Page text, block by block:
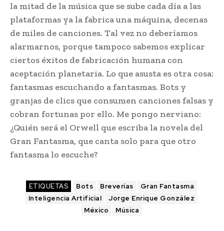
la mitad de la música que se sube cada día a las
plataformas ya la fabrica una máquina, decenas
de miles de canciones. Tal vez no deberíamos
alarmarnos, porque tampoco sabemos explicar
ciertos éxitos de fabricación humana con
aceptación planetaria. Lo que asusta es otra cosa:
fantasmas escuchando a fantasmas. Bots y
granjas de clics que consumen canciones falsas y
cobran fortunas por ello. Me pongo nerviano:
¿Quién será el Orwell que escriba la novela del
Gran Fantasma, que canta solo para que otro
fantasma lo escuche?
ETIQUETAS Bots Breverías
Gran Fantasma
Inteligencia Artificial
Jorge Enrique González
México
Música